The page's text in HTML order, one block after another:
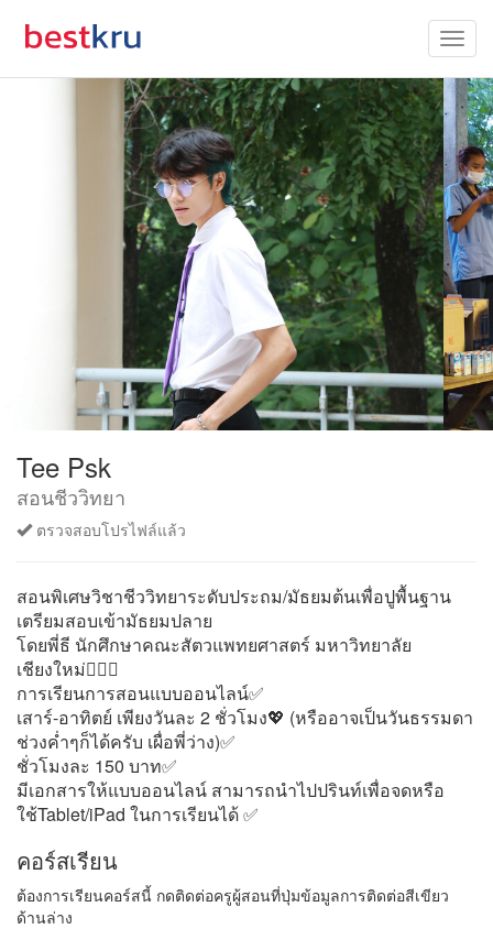
Tee Psk
สอนชีววิทยา
ตรวจสอบโปรไฟล์แล้ว
สอนพิเศษวิชาชีววิทยาระดับประถม/มัธยมต้นเพื่อปูพื้นฐาน
เตรียมสอบเข้ามัธยมปลาย
โดยพี่ธี นักศึกษาคณะสัตวแพทยศาสตร์ มหาวิทยาลัย
เชียงใหม่🧑🏻‍⚕️
การเรียนการสอนแบบออนไลน์✅
เสาร์-อาทิตย์ เพียงวันละ 2 ชั่วโมง💖 (หรืออาจเป็นวันธรรมดา
ช่วงค่ำๆก็ได้ครับ เผื่อพี่ว่าง)✅
ชั่วโมงละ 150 บาท✅
มีเอกสารให้แบบออนไลน์ สามารถนำไปปรินท์เพื่อจดหรือ
ใช้Tablet/iPad ในการเรียนได้ ✅
คอร์สเรียน
ต้องการเรียนคอร์สนี้ กดติดต่อครูผู้สอนที่ปุ่มข้อมูลการติดต่อสีเขียว
ด้านล่าง